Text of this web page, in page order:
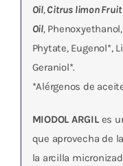
Oil,Citrus limon Fruit
Oil,
Phytate, Eugenol*,
Geraniol*.
*Alérgenos de
MIODOL ARGILes
que aprovecha de
la arcilla